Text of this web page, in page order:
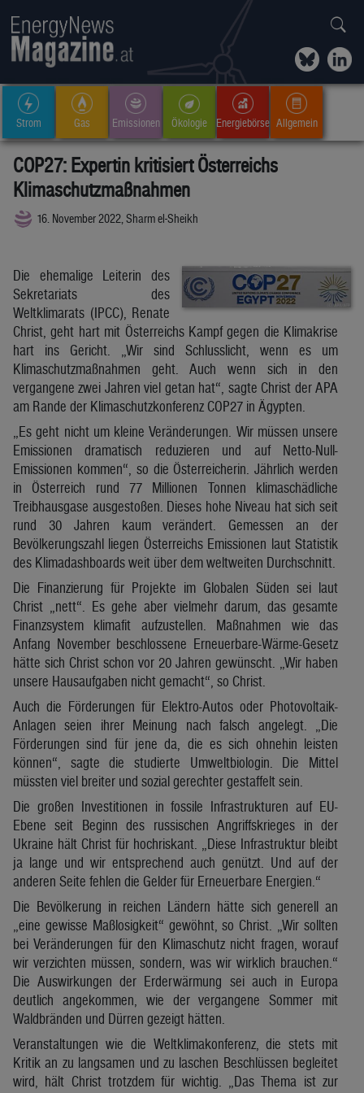
Strom Gas Emissionen Ökologie Energiebörse Allgemein
COP27: Expertin kritisiert Österreichs
Klimaschutzmaßnahmen
16. November 2022, Sharm el-Sheikh
Die ehemalige Leiterin des
Sekretariats des
Weltklimarats (IPCC), Renate
Christ, geht hart mit Österreichs Kampf gegen die Klimakrise
hart ins Gericht. „Wir sind Schlusslicht, wenn es um
Klimaschutzmaßnahmen geht. Auch wenn sich in den
vergangene zwei Jahren viel getan hat“, sagte Christ der APA
am Rande der Klimaschutzkonferenz COP27 in Ägypten.
„Es geht nicht um kleine Veränderungen. Wir müssen unsere
Emissionen dramatisch reduzieren und auf Netto-Null-
Emissionen kommen“, so die Österreicherin. Jährlich werden
in Österreich rund 77 Millionen Tonnen klimaschädliche
Treibhausgase ausgestoßen. Dieses hohe Niveau hat sich seit
rund 30 Jahren kaum verändert. Gemessen an der
Bevölkerungszahl liegen Österreichs Emissionen laut Statistik
des Klimadashboards weit über dem weltweiten Durchschnitt.
Die Finanzierung für Projekte im Globalen Süden sei laut
Christ „nett“. Es gehe aber vielmehr darum, das gesamte
Finanzsystem klimafit aufzustellen. Maßnahmen wie das
Anfang November beschlossene Erneuerbare-Wärme-Gesetz
hätte sich Christ schon vor 20 Jahren gewünscht. „Wir haben
unsere Hausaufgaben nicht gemacht“, so Christ.
Auch die Förderungen für Elektro-Autos oder Photovoltaik-
Anlagen seien ihrer Meinung nach falsch angelegt. „Die
Förderungen sind für jene da, die es sich ohnehin leisten
können“, sagte die studierte Umweltbiologin. Die Mittel
müssten viel breiter und sozial gerechter gestaffelt sein.
Die großen Investitionen in fossile Infrastrukturen auf EU-
Ebene seit Beginn des russischen Angriffskrieges in der
Ukraine hält Christ für hochriskant. „Diese Infrastruktur bleibt
ja lange und wir entsprechend auch genützt. Und auf der
anderen Seite fehlen die Gelder für Erneuerbare Energien.“
Die Bevölkerung in reichen Ländern hätte sich generell an
„eine gewisse Maßlosigkeit“ gewöhnt, so Christ. „Wir sollten
bei Veränderungen für den Klimaschutz nicht fragen, worauf
wir verzichten müssen, sondern, was wir wirklich brauchen.“
Die Auswirkungen der Erderwärmung sei auch in Europa
deutlich angekommen, wie der vergangene Sommer mit
Waldbränden und Dürren gezeigt hätten.
Veranstaltungen wie die Weltklimakonferenz, die stets mit
Kritik an zu langsamen und zu laschen Beschlüssen begleitet
wird, hält Christ trotzdem für wichtig. „Das Thema ist zur